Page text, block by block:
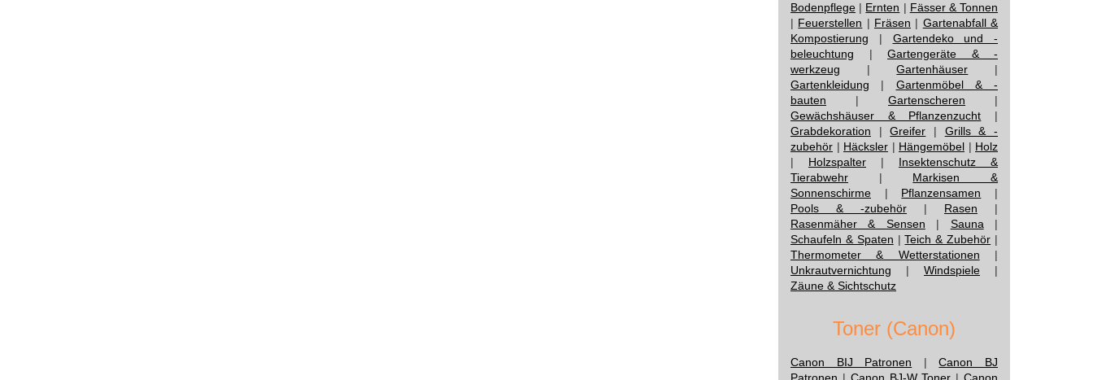
Bodenpflege | Ernten | Fässer & Tonnen
| Feuerstellen | Fräsen | Gartenabfall &
Kompostierung | Gartendeko und -
beleuchtung | Gartengeräte & -
werkzeug |Gartenhäuser |
Gartenkleidung | Gartenmöbel & -
bauten | Gartenscheren |
Gewächshäuser & Pflanzenzucht |
Grabdekoration |Greifer | Grills & -
zubehör | Häcksler | Hängemöbel | Holz
| Holzspalter | Insektenschutz &
Tierabwehr | Markisen &
Sonnenschirme | Pflanzensamen |
Pools & -zubehör | Rasen |
Rasenmäher & Sensen | Sauna |
Schaufeln & Spaten |Teich & Zubehör |
Thermometer & Wetterstationen |
Unkrautvernichtung | Windspiele |
Zäune & Sichtschutz
Toner (Canon)
Canon BIJ Patronen |Canon BJ